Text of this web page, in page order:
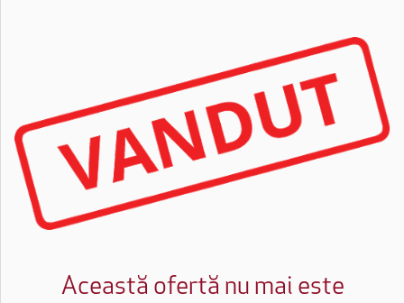
Această ofertă nu mai este